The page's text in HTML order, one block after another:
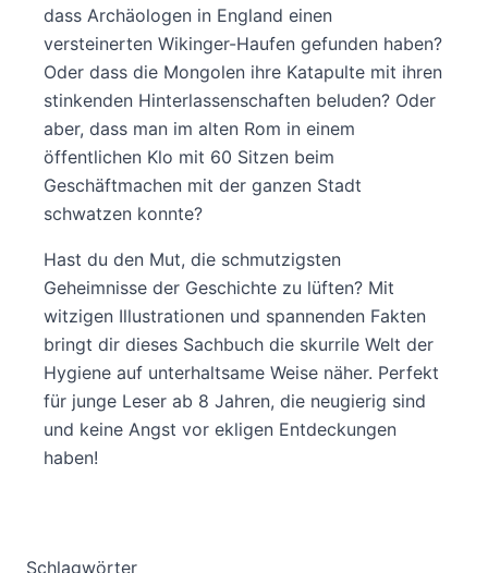
dass Archäologen in England einen
versteinerten Wikinger-Haufen gefunden haben?
Oder dass die Mongolen ihre Katapulte mit ihren
stinkenden Hinterlassenschaften beluden? Oder
aber, dass man im alten Rom in einem
öffentlichen Klo mit 60 Sitzen beim
Geschäftmachen mit der ganzen Stadt
schwatzen konnte?
Hast du den Mut, die schmutzigsten
Geheimnisse der Geschichte zu lüften? Mit
witzigen Illustrationen und spannenden Fakten
bringt dir dieses Sachbuch die skurrile Welt der
Hygiene auf unterhaltsame Weise näher. Perfekt
für junge Leser ab 8 Jahren, die neugierig sind
und keine Angst vor ekligen Entdeckungen
haben!
Schlagwörter